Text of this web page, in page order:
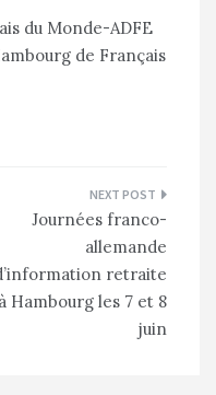
du Monde-ADFE
de Français
Journées franco-
allemande
retraite
à Hambourg les 7 et 8
juin